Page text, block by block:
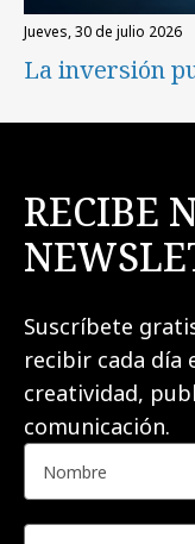
jueves, 30 de julio 2026
La inversión
RECIBE
Suscríbete
recibir cada día
creatividad,
comunicación.